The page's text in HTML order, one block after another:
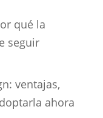
qué la
seguir
ventajas,
ahora